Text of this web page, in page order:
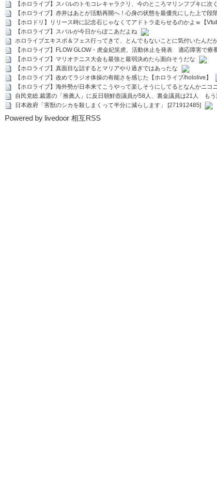
【ホロライブ】スバルのトモコレキャラクリ、今のところマリンフブキに
【ホロライブ】赤井はあとが活動再開へ！心身の状態を最優先にした上で段
【ホロドリ】リリース時に記念石じゃなくてアドトラ走らせるのかよｗ【
【ホロライブ】スバルが今日からぽこあだよね
ホロライブエキスポ＆フェス行ってきて、とんでもないことに気付いたんだ
【ホロライブ】FLOW GLOW・虎金妃笑虎、活動休止を発表 適応障害で療
【ホロライブ】マリオテニス大会も最強と最弱決めたら面白そうだな
【ホロライブ】真面目な話するとマリアやり過ぎではあったな
【ホロライブ】改めてラジオ体操の有能さを感じた【ホロライブ/hololive】
【ホロライブ】海外勢が日本来てこうやって楽しそうにしてるとなんかニコ
自民党総.裁選の「推薦人」に反日朝鮮壺議員が58人、裏金議員は21人 も
日本政府「害獣のシカを殺しまくって半分に減らします」 [271912485]
Powered by livedoor 相互RSS